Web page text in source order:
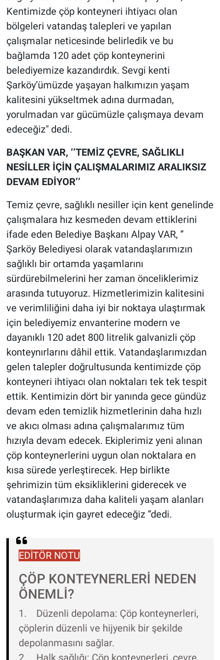
Kentimizde çöp konteyneri ihtiyacı olan
bölgeleri vatandaş talepleri ve yapılan
çalışmalar neticesinde belirledik ve bu
bağlamda 120 adet çöp konteynerini
belediyemize kazandırdık. Sevgi kenti
Şarköy’ümüzde yaşayan halkımızın yaşam
kalitesini yükseltmek adına durmadan,
yorulmadan var gücümüzle çalışmaya devam
edeceğiz" dedi.
BAŞKAN VAR, ‘’TEMİZ ÇEVRE, SAĞLIKLI
NESİLLER İÇİN ÇALIŞMALARIMIZ ARALIKSIZ
DEVAM EDİYOR’’
Temiz çevre, sağlıklı nesiller için kent genelinde
çalışmalara hız kesmeden devam ettiklerini
ifade eden Belediye Başkanı Alpay VAR, ‘’
Şarköy Belediyesi olarak vatandaşlarımızın
sağlıklı bir ortamda yaşamlarını
sürdürebilmelerini her zaman önceliklerimiz
arasında tutuyoruz. Hizmetlerimizin kalitesini
ve verimliliğini daha iyi bir noktaya ulaştırmak
için belediyemiz envanterine modern ve
dayanıklı 120 adet 800 litrelik galvanizli çöp
konteynırlarını dâhil ettik. Vatandaşlarımızdan
gelen talepler doğrultusunda kentimizde çöp
konteyneri ihtiyacı olan noktaları tek tek tespit
ettik. Kentimizin dört bir yanında gece gündüz
devam eden temizlik hizmetlerinin daha hızlı
ve akıcı olması adına çalışmalarımız tüm
hızıyla devam edecek. Ekiplerimiz yeni alınan
çöp konteynerlerini uygun olan noktalara en
kısa sürede yerleştirecek. Hep birlikte
şehrimizin tüm eksikliklerini giderecek ve
vatandaşlarımıza daha kaliteli yaşam alanları
oluşturmak için gayret edeceğiz ‘’dedi.
EDİTÖR NOTU
ÇÖP KONTEYNERLERİ NEDEN
ÖNEMLİ?
1. Düzenli depolama: Çöp konteynerleri,
çöplerin düzenli ve hijyenik bir şekilde
depolanmasını sağlar.
2. Halk sağlığı: Çöp konteynerleri, çevre